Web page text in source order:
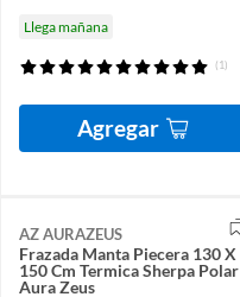
Llega mañana
(1)
Agregar
AZ AURAZEUS
Frazada Manta Piecera 130 X
150 Cm Termica Sherpa Polar
Aura Zeus